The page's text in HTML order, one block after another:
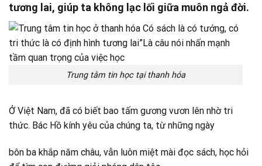
tương lai, giúp ta không lạc lối giữa muôn ngả đời.
Trung tâm tin học tại thanh hóa
Ở Việt Nam, đã có biết bao tấm gương vươn lên nhờ tri
thức. Bác Hồ kính yêu của chúng ta, từ những ngày
bôn ba khắp năm châu, vẫn luôn miệt mài đọc sách, học hỏi